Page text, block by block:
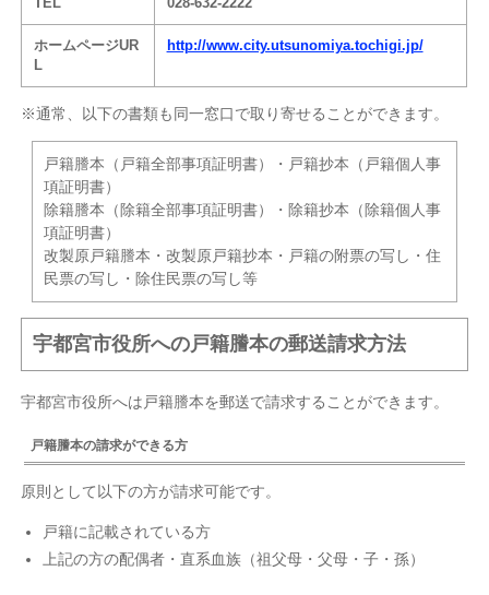
ホームページUR
L
http://www.city.utsunomiya.tochigi.jp/
※通常、以下の書類も同一窓口で取り寄せることができます。
戸籍謄本（戸籍全部事項証明書）・戸籍抄本（戸籍個人事
項証明書）
除籍謄本（除籍全部事項証明書）・除籍抄本（除籍個人事
項証明書）
改製原戸籍謄本・改製原戸籍抄本・戸籍の附票の写し・住
民票の写し・除住民票の写し等
宇都宮市役所への戸籍謄本の郵送請求方法
宇都宮市役所へは戸籍謄本を郵送で請求することができます。
戸籍謄本の請求ができる方
原則として以下の方が請求可能です。
戸籍に記載されている方
上記の方の配偶者・直系血族（祖父母・父母・子・孫）